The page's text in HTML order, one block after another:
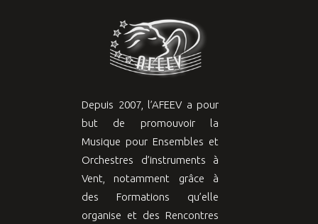
Depuis 2007, l’AFEEV a pour
but de promouvoir la
Musique pour Ensembles et
Orchestres d’instruments à
Vent, notamment grâce à
des Formations qu’elle
organise et des Rencontres